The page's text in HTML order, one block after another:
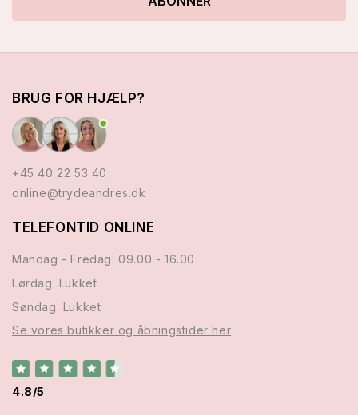
BRUG FOR HJÆLP?
+45 40 22 53 40
online@trydeandres.dk
TELEFONTID ONLINE
Mandag - Fredag: 09.00 - 16.00
Lørdag: Lukket
Søndag: Lukket
Se vores butikker og åbningstider her
4.8/5